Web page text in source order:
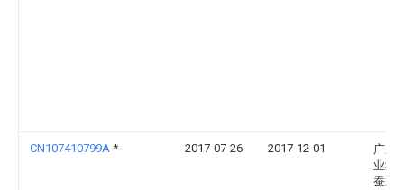
CN107410799A * 2017-07-26 2017-12-01
广东
业科
蚕业